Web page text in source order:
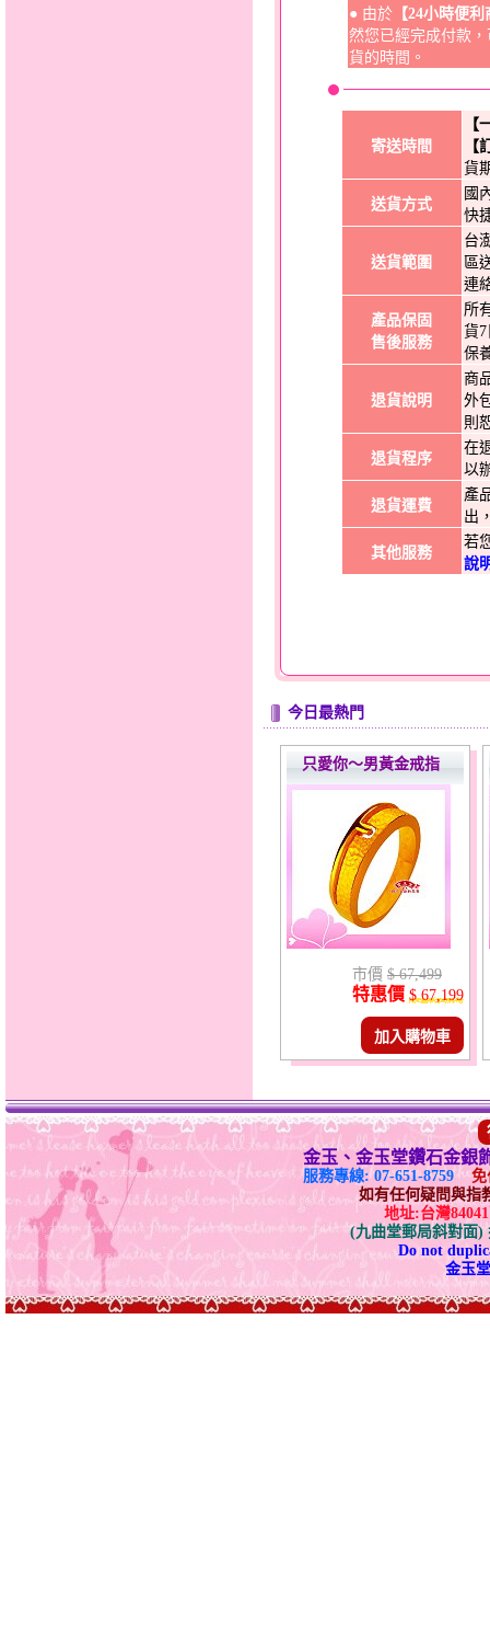
● 由於 【24小時便
然您已經完成付款
貨的時間。
寄送時間
【
【
貨
送貨方式
國
快
送貨範圍
台
區
連
產品保固
售後服務
所
貨
保
退貨說明
商
外
則
退貨程序
在
以
退貨運費
產
出
其他服務
若
說
今日最熱門
只愛你～男黃金戒指
市價 $ 67,499
特惠價 $ 67,199
加入購物車
金玉、金玉堂鑽石金銀
服務專線: 07-651-8759
免
如有任何疑問與指
地址:台灣
(九曲堂郵局斜對面)
Do not
金玉